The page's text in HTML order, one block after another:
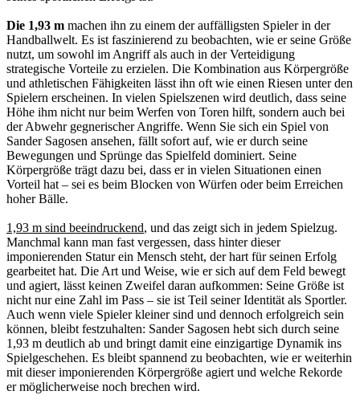
Die 1,93 m machen ihn zu einem der auffälligsten Spieler in der
Handballwelt. Es ist faszinierend zu beobachten, wie er seine Größe
nutzt, um sowohl im Angriff als auch in der Verteidigung
strategische Vorteile zu erzielen. Die Kombination aus Körpergröße
und athletischen Fähigkeiten lässt ihn oft wie einen Riesen unter den
Spielern erscheinen. In vielen Spielszenen wird deutlich, dass seine
Höhe ihm nicht nur beim Werfen von Toren hilft, sondern auch bei
der Abwehr gegnerischer Angriffe. Wenn Sie sich ein Spiel von
Sander Sagosen ansehen, fällt sofort auf, wie er durch seine
Bewegungen und Sprünge das Spielfeld dominiert. Seine
Körpergröße trägt dazu bei, dass er in vielen Situationen einen
Vorteil hat – sei es beim Blocken von Würfen oder beim Erreichen
hoher Bälle.
1,93 m sind beeindruckend, und das zeigt sich in jedem Spielzug.
Manchmal kann man fast vergessen, dass hinter dieser
imponierenden Statur ein Mensch steht, der hart für seinen Erfolg
gearbeitet hat. Die Art und Weise, wie er sich auf dem Feld bewegt
und agiert, lässt keinen Zweifel daran aufkommen: Seine Größe ist
nicht nur eine Zahl im Pass – sie ist Teil seiner Identität als Sportler.
Auch wenn viele Spieler kleiner sind und dennoch erfolgreich sein
können, bleibt festzuhalten: Sander Sagosen hebt sich durch seine
1,93 m deutlich ab und bringt damit eine einzigartige Dynamik ins
Spielgeschehen. Es bleibt spannend zu beobachten, wie er weiterhin
mit dieser imponierenden Körpergröße agiert und welche Rekorde
er möglicherweise noch brechen wird.